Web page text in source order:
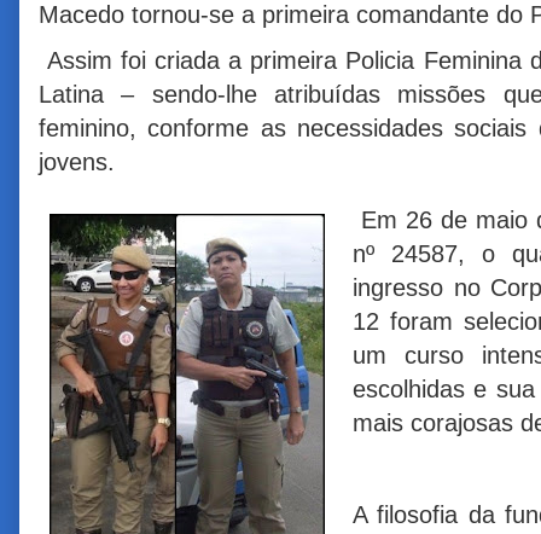
Macedo tornou-se a primeira comandante do
Assim foi criada a primeira Policia Feminina
Latina – sendo-lhe atribuídas missões
feminino, conforme as necessidades
jovens.
Em 26 de maio
nº 24587, o
ingresso no
12 foram
um curso
escolhidas e
mais corajosas
A filosofia da